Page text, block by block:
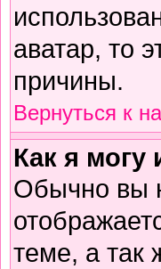
аватар, то
причины.
Вернуться к
Как я могу
Обычно вы
теме, а так